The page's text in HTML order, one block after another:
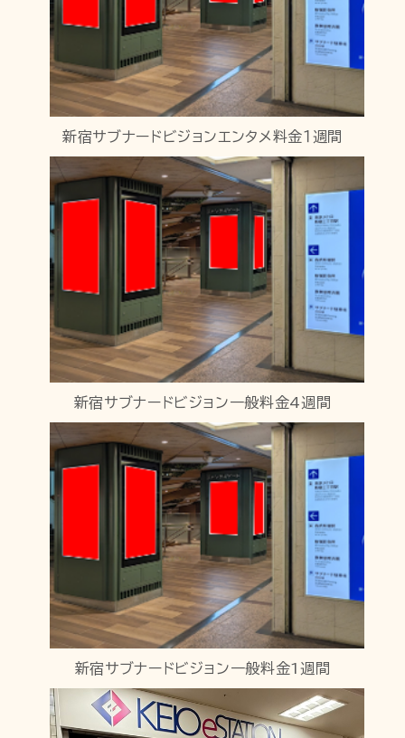
新宿サブナードビジョンエンタメ料金１週間
新宿サブナードビジョン一般料金4週間
新宿サブナードビジョン一般料金1週間